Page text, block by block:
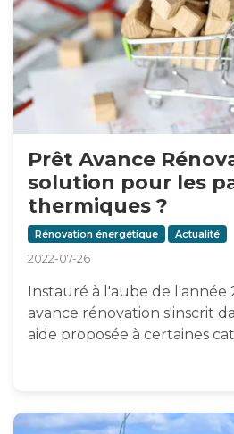
Prêt Avance
solution pour les
thermiques ?
Rénovation énergétique Actualité
2022-07-26
Instauré à l'aube de l'année
avance rénovation s'inscrit
aide proposée à certaines